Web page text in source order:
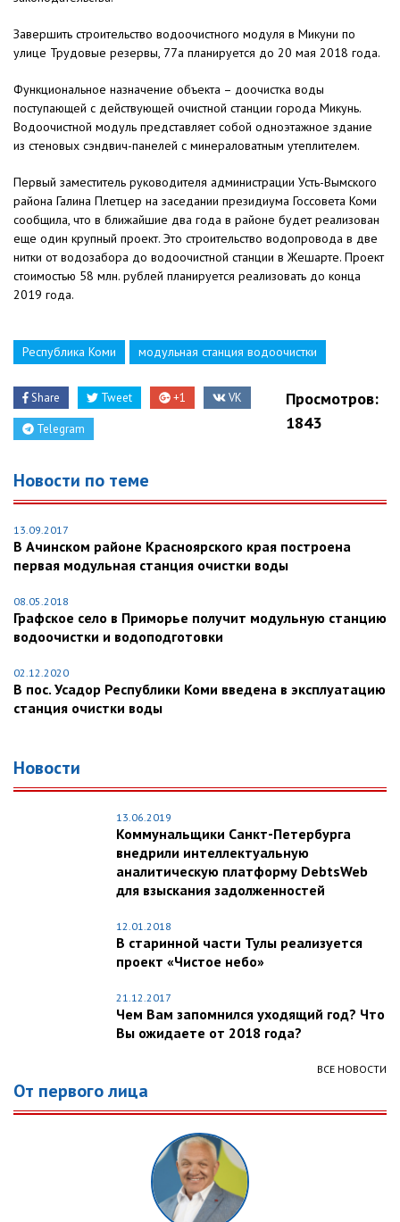
Завершить строительство водоочистного модуля в Микуни по
улице Трудовые резервы, 77а планируется до 20 мая 2018 года.
Функциональное назначение объекта – доочистка воды
поступающей с действующей очистной станции города Микунь.
Водоочистной модуль представляет собой одноэтажное здание
из стеновых сэндвич-панелей с минераловатным утеплителем.
Первый заместитель руководителя администрации Усть-Вымского
района Галина Плетцер на заседании президиума Госсовета Коми
сообщила, что в ближайшие два года в районе будет реализован
еще один крупный проект. Это строительство водопровода в две
нитки от водозабора до водоочистной станции в Жешарте. Проект
стоимостью 58 млн. рублей планируется реализовать до конца
2019 года.
Республика Коми модульная станция водоочистки
Share Tweet +1 VK
Telegram
Просмотров:
1843
Новости по теме
13.09.2017
В Ачинском районе Красноярского края построена
первая модульная станция очистки воды
08.05.2018
Графское село в Приморье получит модульную станцию
водоочистки и водоподготовки
02.12.2020
В пос. Усадор Республики Коми введена в эксплуатацию
станция очистки воды
Новости
13.06.2019
Коммунальщики Санкт-Петербурга
внедрили интеллектуальную
аналитическую платформу DebtsWeb
для взыскания задолженностей
12.01.2018
В старинной части Тулы реализуется
проект «Чистое небо»
21.12.2017
Чем Вам запомнился уходящий год? Что
Вы ожидаете от 2018 года?
ВСЕ НОВОСТИ
От первого лица